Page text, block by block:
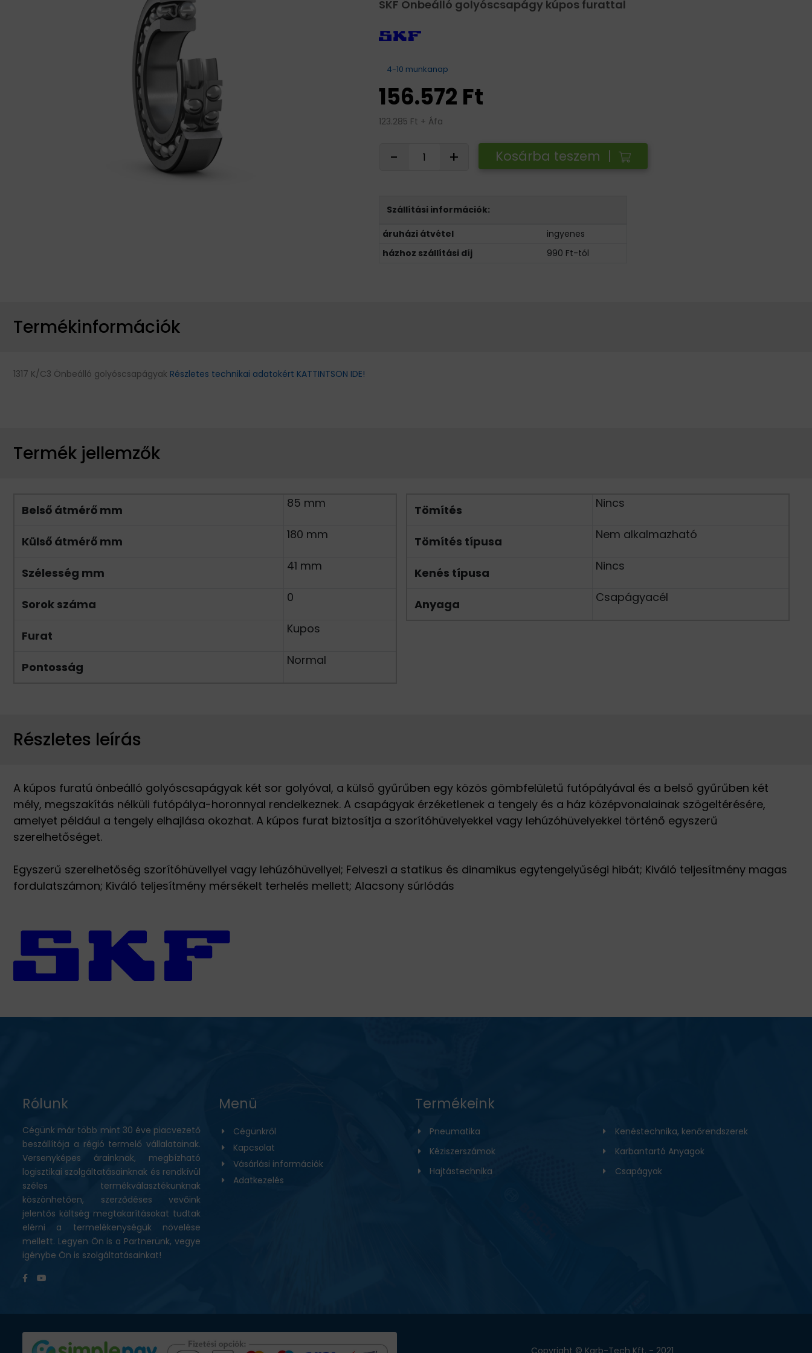
SKF Önbeálló golyóscsapágy kúpos furattal
4-10 munkanap
156.572 Ft
123.285 Ft + Áfa
- + Kosárba teszem |
Szállítási információk:
áruházi átvétel
ingyenes
házhoz szállítási díj
990 Ft-tól
Termékinformációk
1317 K/C3 Önbeálló golyóscsapágyak Részletes technikai adatokért KATTINTSON IDE!
Termék jellemzők
Belső átmérő mm 85 mm
Külső átmérő mm 180 mm
Szélesség mm 41 mm
Sorok száma 0
Furat Kupos
Pontosság Normal
Tömítés Nincs
Tömítés típusa Nem alkalmazható
Kenés típusa Nincs
Anyaga Csapágyacél
Részletes leírás
A kúpos furatú önbeálló golyóscsapágyak két sor golyóval, a külső gyűrűben egy közös gömbfelületű futópályával és a belső gyűrűben két
mély, megszakítás nélküli futópálya-horonnyal rendelkeznek. A csapágyak érzéketlenek a tengely és a ház középvonalainak szögeltérésére,
amelyet például a tengely elhajlása okozhat. A kúpos furat biztosítja a szorítóhüvelyekkel vagy lehúzóhüvelyekkel történő egyszerű
szerelhetőséget.
Egyszerű szerelhetőség szorítóhüvellyel vagy lehúzóhüvellyel; Felveszi a statikus és dinamikus egytengelyűségi hibát; Kiváló teljesítmény magas
fordulatszámon; Kiváló teljesítmény mérsékelt terhelés mellett; Alacsony súrlódás
Rólunk
Cégünk már több mint 30 éve piacvezető
beszállítója a régió termelő vállalatainak.
Versenyképes árainknak, megbízható
logisztikai szolgáltatásainknak és rendkívül
széles termékválasztékunknak
köszönhetően, szerződéses vevőink
jelentős költség megtakarításokat tudtak
elérni a termelékenységük növelése
mellett. Legyen Ön is a Partnerünk, vegye
igénybe Ön is szolgáltatásainkat!
Menü
Cégünkről
Kapcsolat
Vásárlási információk
Adatkezelés
Termékeink
Pneumatika
Kéziszerszámok
Hajtástechnika
Kenéstechnika, kenőrendszerek
Karbantartó Anyagok
Csapágyak
Copyright © Karb-Tech Kft. - 2021